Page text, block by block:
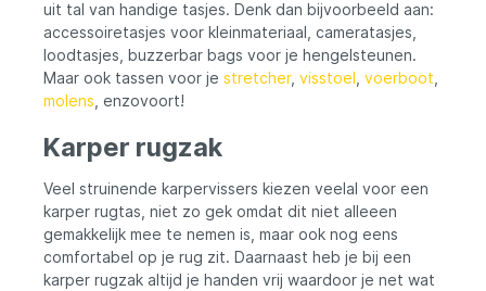
uit tal van handige tasjes. Denk dan bijvoorbeeld aan:
accessoiretasjes voor kleinmateriaal, cameratasjes,
loodtasjes, buzzerbar bags voor je hengelsteunen.
Maar ook tassen voor je stretcher, visstoel voerboot
molens , enzovoort!
Karper rugzak
Veel struinende karpervissers kiezen veelal voor een
karper rugtas, niet zo gek omdat dit niet alleeen
gemakkelijk mee te nemen is, maar ook nog eens
comfortabel op je rug zit. Daarnaast heb je bij een
karper rugzak altijd je handen vrij waardoor je net wat